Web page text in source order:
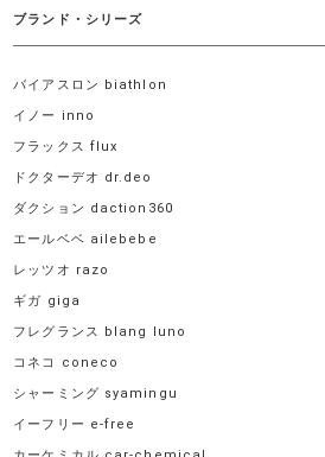
ブランド・シリーズ
バイアスロン biathlon
イノー inno
フラックス flux
ドクターデオ dr.deo
ダクション daction360
エールベベ ailebebe
レッツオ razo
ギガ giga
フレグランス blang luno
コネコ coneco
シャーミング syamingu
イーフリー e-free